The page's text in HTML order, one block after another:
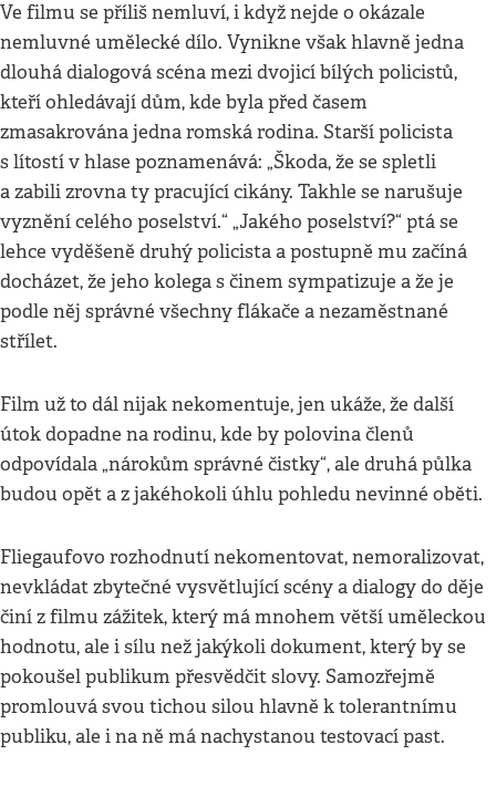
Ve filmu se příliš nemluví, i když nejde o okázale
nemluvné umělecké dílo. Vynikne však hlavně jedna
dlouhá dialogová scéna mezi dvojicí bílých policistů,
kteří ohledávají dům, kde byla před časem
zmasakrována jedna romská rodina. Starší policista
s lítostí v hlase poznamenává: „Škoda, že se spletli
a zabili zrovna ty pracující cikány. Takhle se narušuje
vyznění celého poselství.“ „Jakého poselství?“ ptá se
lehce vyděšeně druhý policista a postupně mu začíná
docházet, že jeho kolega s činem sympatizuje a že je
podle něj správné všechny flákače a nezaměstnané
střílet.
Film už to dál nijak nekomentuje, jen ukáže, že další
útok dopadne na rodinu, kde by polovina členů
odpovídala „nárokům správné čistky“, ale druhá půlka
budou opět a z jakéhokoli úhlu pohledu nevinné oběti.
Fliegaufovo rozhodnutí nekomentovat, nemoralizovat,
nevkládat zbytečné vysvětlující scény a dialogy do děje
činí z filmu zážitek, který má mnohem větší uměleckou
hodnotu, ale i sílu než jakýkoli dokument, který by se
pokoušel publikum přesvědčit slovy. Samozřejmě
promlouvá svou tichou silou hlavně k tolerantnímu
publiku, ale i na ně má nachystanou testovací past.